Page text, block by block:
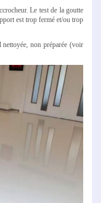
Le test de la goutte
est trop fermé et/ou trop
nettoyée, non préparée (voir